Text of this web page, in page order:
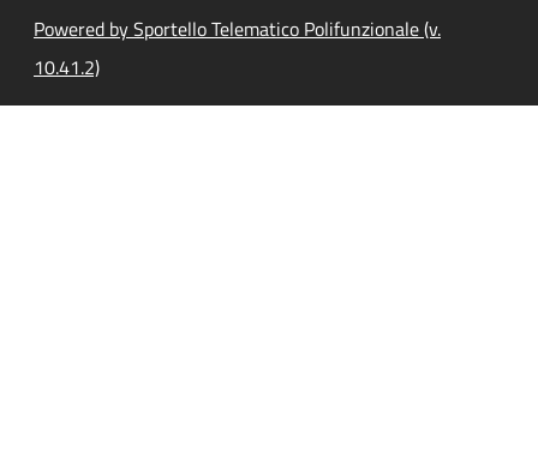
Powered by Sportello Telematico Polifunzionale (v.
10.41.2)